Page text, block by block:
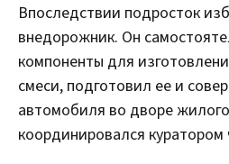
Впоследствии подросток
внедорожник. Он
компоненты для
смеси, подготовил ее и
автомобиля во дворе
координировался куратором